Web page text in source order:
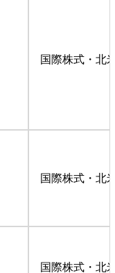
国際株式・北
国際株式・北
国際株式・北